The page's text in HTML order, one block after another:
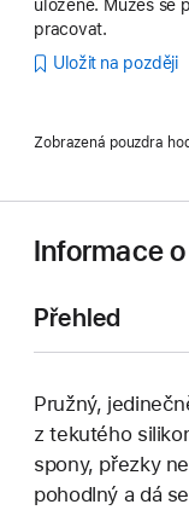
uložené. Můžeš se
pracovat.
Uložit na později
Zobrazená pouzdra
Informace
Přehled
Pružný,
z tekutého
spony, přezky
pohodlný a dá